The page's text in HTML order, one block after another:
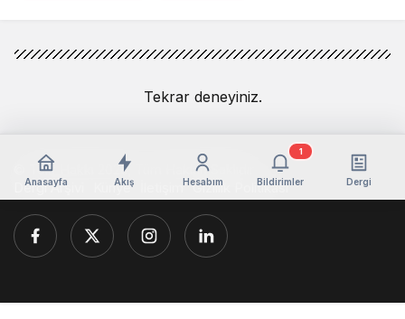
Tekrar deneyiniz.
Anasayfa Akış Hesabım Bildirimler
1
Dergi
© Telif Hakkı 2026, Tüm Hakları Saklıdır
Dergi Arşivi
Künye İletişim Gizlilik Politikası